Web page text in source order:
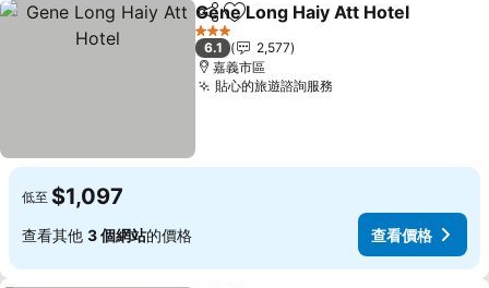
分享 加入我的最愛
Gene Long Haiy Att Hotel
3 星級
6.1
2,577
嘉義市區
貼心的旅遊諮詢服務
低至 $1,097
查看其他 3 個網站的價格 查看價格